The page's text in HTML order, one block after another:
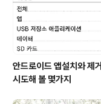
안드로이드 앱설치와 제
시도해 볼 몇가지